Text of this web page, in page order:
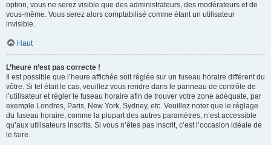
option, vous ne serez visible que des administrateurs, des modérateurs et de
vous-même. Vous serez alors comptabilisé comme étant un utilisateur
invisible.
Haut
L’heure n’est pas correcte !
Il est possible que l’heure affichée soit réglée sur un fuseau horaire différent du
vôtre. Si tel était le cas, veuillez vous rendre dans le panneau de contrôle de
l’utilisateur et régler le fuseau horaire afin de trouver votre zone adéquate, par
exemple Londres, Paris, New York, Sydney, etc. Veuillez noter que le réglage
du fuseau horaire, comme la plupart des autres paramètres, n’est accessible
qu’aux utilisateurs inscrits. Si vous n’êtes pas inscrit, c’est l’occasion idéale de
le faire.